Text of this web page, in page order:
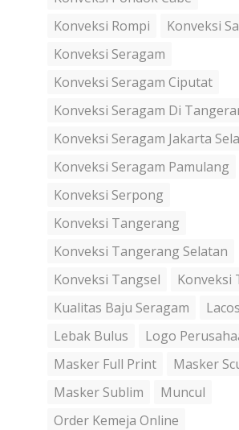
Konveksi Rompi
Konveksi
Konveksi Seragam
Konveksi Seragam Ciputat
Konveksi Seragam Di
Konveksi Seragam Jakarta
Konveksi Seragam Pamulang
Konveksi Serpong
Konveksi Tangerang
Konveksi Tangerang Selatan
Konveksi Tangsel
Konveksi
Kualitas Baju Seragam
Lebak Bulus
Logo
Masker Full Print
Masker
Masker Sublim
Muncul
Order Kemeja Online